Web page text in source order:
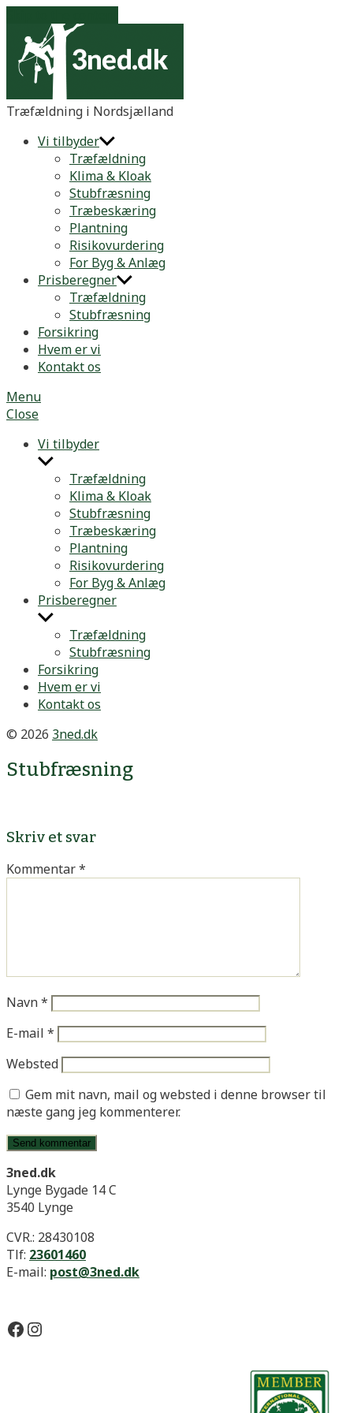
Træfældning i Nordsjælland
Vi tilbyder
Træfældning
Klima & Kloak
Stubfræsning
Træbeskæring
Plantning
Risikovurdering
For Byg & Anlæg
Prisberegner
Træfældning
Stubfræsning
Forsikring
Hvem er vi
Kontakt os
Menu
Close
Vi tilbyder
Show
sub
menu
Træfældning
Klima & Kloak
Stubfræsning
Træbeskæring
Plantning
Risikovurdering
For Byg & Anlæg
Prisberegner
Show
sub
menu
Træfældning
Stubfræsning
Forsikring
Hvem er vi
Kontakt os
© 2026 3ned.dk
Stubfræsning
Skriv et svar
Kommentar*
Navn*
E-mail *
Websted
Gem mit navn, mail og websted i denne browser til
næste gang jeg kommenterer.
3ned.dk
Lynge Bygade 14 C
3540 Lynge
CVR.: 28430108
Tlf: 23601460
E-mail: post@3ned.dk
Facebook
Instagram